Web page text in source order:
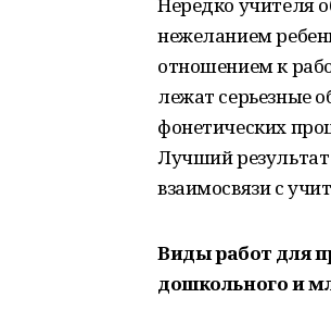
нежеланием
отношением к
лежат серьезные
фонетических
Лучший
взаимосвязи с
Видыработ для
дошкольногои